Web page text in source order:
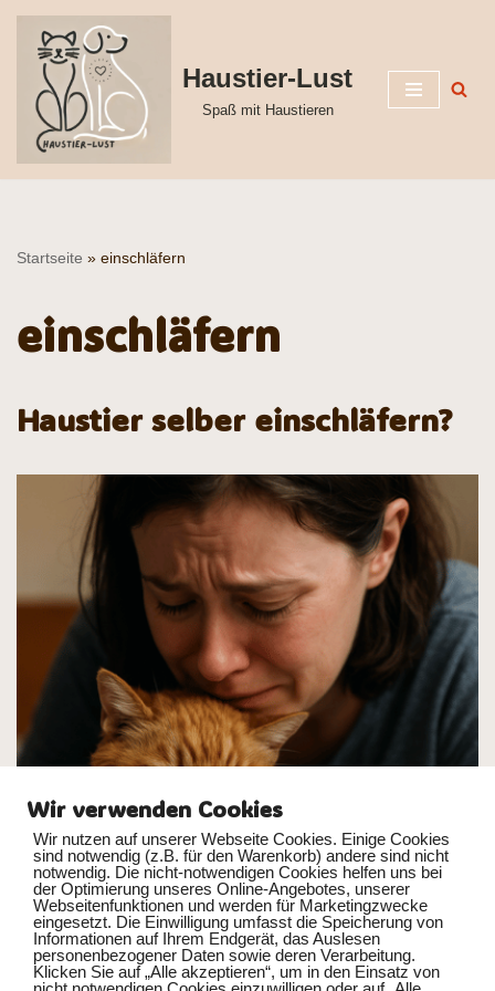
Zum
Inhalt
springen
Haustier-Lust
Spaß mit Haustieren
Startseite » einschläfern
einschläfern
Haustier selber einschläfern?
Schmerzen hat, kommt irgendwann die Frage auf: Ist es Zeit für
Wir verwenden Cookies
Wir nutzen auf unserer Webseite Cookies. Einige Cookies
sind notwendig (z.B. für den Warenkorb) andere sind nicht
notwendig. Die nicht-notwendigen Cookies helfen uns bei
der Optimierung unseres Online-Angebotes, unserer
Webseitenfunktionen und werden für Marketingzwecke
eingesetzt. Die Einwilligung umfasst die Speicherung von
Informationen auf Ihrem Endgerät, das Auslesen
personenbezogener Daten sowie deren Verarbeitung.
Klicken Sie auf „Alle akzeptieren“, um in den Einsatz von